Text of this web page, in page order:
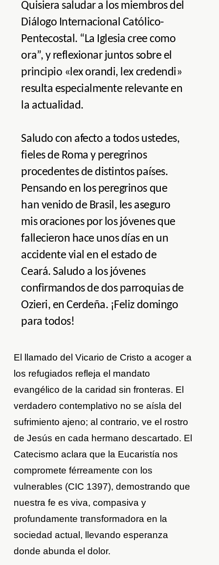
Quisiera saludar a los miembros del
Diálogo Internacional Católico-
Pentecostal. “La Iglesia cree como
ora”, y reflexionar juntos sobre el
principio «lex orandi, lex credendi»
resulta especialmente relevante en
la actualidad.
Saludo con afecto a todos ustedes,
fieles de Roma y peregrinos
procedentes de distintos países.
Pensando en los peregrinos que
han venido de Brasil, les aseguro
mis oraciones por los jóvenes que
fallecieron hace unos días en un
accidente vial en el estado de
Ceará. Saludo a los jóvenes
confirmandos de dos parroquias de
Ozieri, en Cerdeña. ¡Feliz domingo
para todos!
El llamado del Vicario de Cristo a acoger a
los refugiados refleja el mandato
evangélico de la caridad sin fronteras. El
verdadero contemplativo no se aísla del
sufrimiento ajeno; al contrario, ve el rostro
de Jesús en cada hermano descartado. El
Catecismo aclara que la Eucaristía nos
compromete férreamente con los
vulnerables (CIC 1397), demostrando que
nuestra fe es viva, compasiva y
profundamente transformadora en la
sociedad actual, llevando esperanza
donde abunda el dolor.